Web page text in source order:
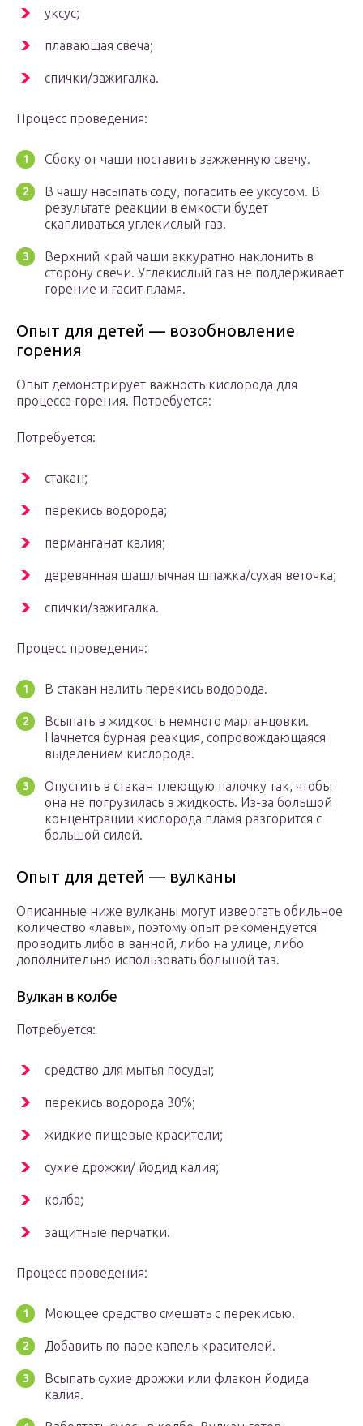
уксус;
плавающая свеча;
спички/зажигалка.
Процесс проведения:
Сбоку от чаши поставить зажженную свечу.
В чашу насыпать соду, погасить ее уксусом. В
результате реакции в емкости будет
скапливаться углекислый газ.
Верхний край чаши аккуратно наклонить в
сторону свечи. Углекислый газ не поддерживает
горение и гасит пламя.
Опыт для детей — возобновление
горения
Опыт демонстрирует важность кислорода для
процесса горения. Потребуется:
Потребуется:
стакан;
перекись водорода;
перманганат калия;
деревянная шашлычная шпажка/сухая веточка;
спички/зажигалка.
Процесс проведения:
В стакан налить перекись водорода.
Всыпать в жидкость немного марганцовки.
Начнется бурная реакция, сопровождающаяся
выделением кислорода.
Опустить в стакан тлеющую палочку так, чтобы
она не погрузилась в жидкость. Из-за большой
концентрации кислорода пламя разгорится с
большой силой.
Опыт для детей — вулканы
Описанные ниже вулканы могут извергать обильное
количество «лавы», поэтому опыт рекомендуется
проводить либо в ванной, либо на улице, либо
дополнительно использовать большой таз.
Вулкан в колбе
Потребуется:
средство для мытья посуды;
перекись водорода 30%;
жидкие пищевые красители;
сухие дрожжи/ йодид калия;
колба;
защитные перчатки.
Процесс проведения:
Моющее средство смешать с перекисью.
Добавить по паре капель красителей.
Всыпать сухие дрожжи или флакон йодида
калия.